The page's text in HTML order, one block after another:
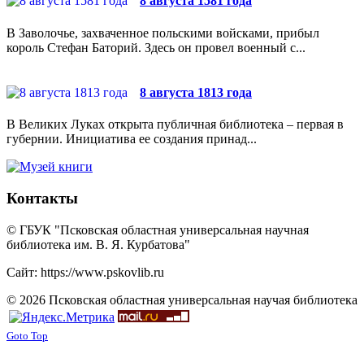
В Заволочье, захваченное польскими войсками, прибыл
король Стефан Баторий. Здесь он провел военный с...
8 августа 1813 года
В Великих Луках открыта публичная библиотека – первая в
губернии. Инициатива ее создания принад...
Контакты
© ГБУК "Псковская областная универсальная научная
библиотека им. В. Я. Курбатова"
Сайт: https://www.pskovlib.ru
© 2026 Псковская областная универсальная научая библиотека
Goto Top